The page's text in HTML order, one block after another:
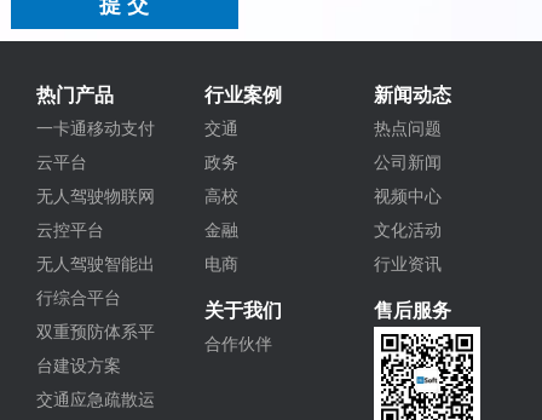
热门产品
一卡通移动支付
云平台
无人驾驶物联网
云控平台
无人驾驶智能出
行综合平台
双重预防体系平
台建设方案
交通应急疏散运
行业案例
交通
政务
高校
金融
电商
新闻动态
热点问题
公司新闻
视频中心
文化活动
行业资讯
关于我们
合作伙伴
售后服务